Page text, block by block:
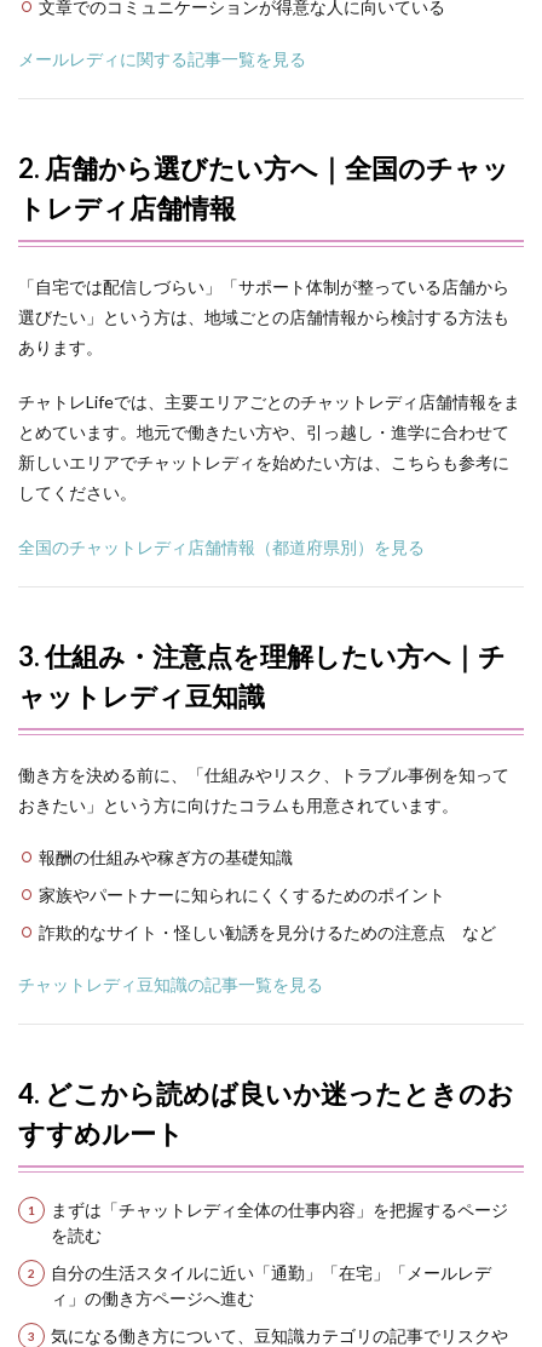
文章でのコミュニケーションが得意な人に向いている
メールレディに関する記事一覧を見る
2. 店舗から選びたい方へ｜全国のチャッ
トレディ店舗情報
「自宅では配信しづらい」「サポート体制が整っている店舗から
選びたい」という方は、地域ごとの店舗情報から検討する方法も
あります。
チャトレLifeでは、主要エリアごとのチャットレディ店舗情報をま
とめています。地元で働きたい方や、引っ越し・進学に合わせて
新しいエリアでチャットレディを始めたい方は、こちらも参考に
してください。
全国のチャットレディ店舗情報（都道府県別）を見る
3. 仕組み・注意点を理解したい方へ｜チ
ャットレディ豆知識
働き方を決める前に、「仕組みやリスク、トラブル事例を知って
おきたい」という方に向けたコラムも用意されています。
報酬の仕組みや稼ぎ方の基礎知識
家族やパートナーに知られにくくするためのポイント
詐欺的なサイト・怪しい勧誘を見分けるための注意点 など
チャットレディ豆知識の記事一覧を見る
4. どこから読めば良いか迷ったときのお
すすめルート
まずは「チャットレディ全体の仕事内容」を把握するページ
を読む
自分の生活スタイルに近い「通勤」「在宅」「メールレデ
ィ」の働き方ページへ進む
気になる働き方について、豆知識カテゴリの記事でリスクや